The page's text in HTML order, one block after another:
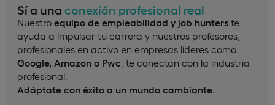
Sí a una conexión profesional real
Nuestro equipo de empleabilidad y job hunters te
ayuda a impulsar tu carrera y nuestros profesores,
profesionales en activo en empresas líderes como
Google, Amazon o Pwc , te conectan con la industria
profesional.
Adáptate con éxito a un mundo cambiante.